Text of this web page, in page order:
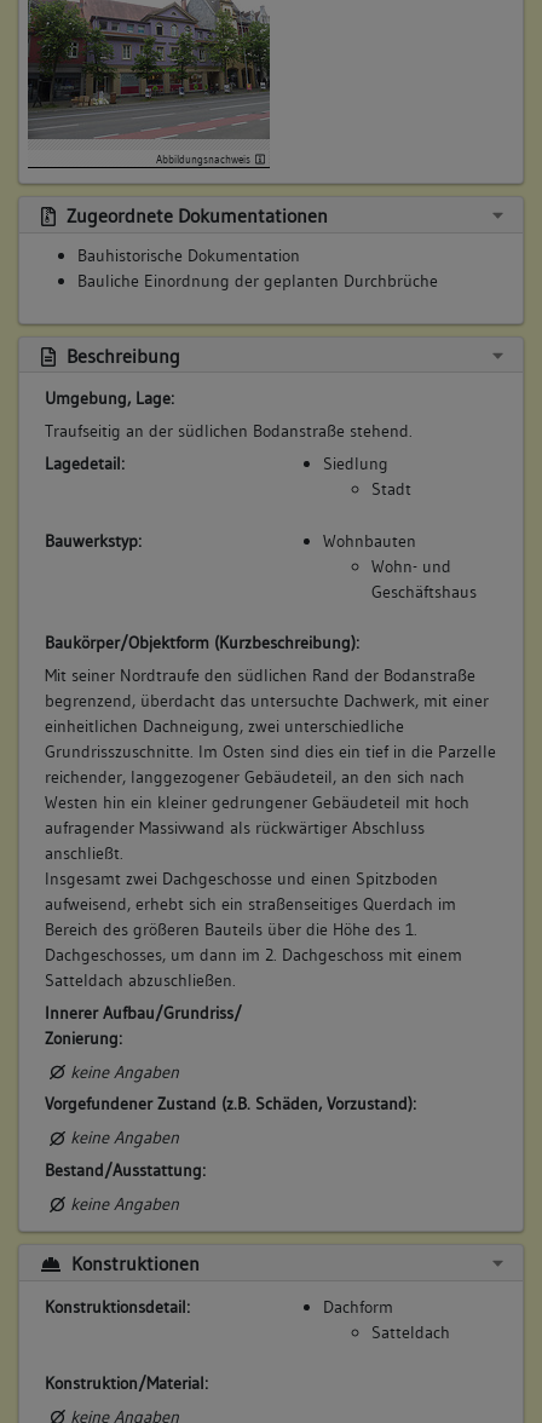
Abbildungsnachweis
Zugeordnete Dokumentationen
Bauhistorische Dokumentation
Bauliche Einordnung der geplanten Durchbrüche
Beschreibung
Umgebung, Lage:
Traufseitig an der südlichen Bodanstraße stehend.
Lagedetail:
Siedlung
Stadt
Bauwerkstyp:
Wohnbauten
Wohn- und
Geschäftshaus
Baukörper/Objektform (Kurzbeschreibung):
Mit seiner Nordtraufe den südlichen Rand der Bodanstraße
begrenzend, überdacht das untersuchte Dachwerk, mit einer
einheitlichen Dachneigung, zwei unterschiedliche
Grundrisszuschnitte. Im Osten sind dies ein tief in die Parzelle
reichender, langgezogener Gebäudeteil, an den sich nach
Westen hin ein kleiner gedrungener Gebäudeteil mit hoch
aufragender Massivwand als rückwärtiger Abschluss
anschließt.
Insgesamt zwei Dachgeschosse und einen Spitzboden
aufweisend, erhebt sich ein straßenseitiges Querdach im
Bereich des größeren Bauteils über die Höhe des 1.
Dachgeschosses, um dann im 2. Dachgeschoss mit einem
Satteldach abzuschließen.
Innerer Aufbau/Grundriss/
Zonierung:
keine Angaben
Vorgefundener Zustand (z.B. Schäden, Vorzustand):
keine Angaben
Bestand/Ausstattung:
keine Angaben
Konstruktionen
Konstruktionsdetail:
Dachform
Satteldach
Konstruktion/Material:
keine Angaben